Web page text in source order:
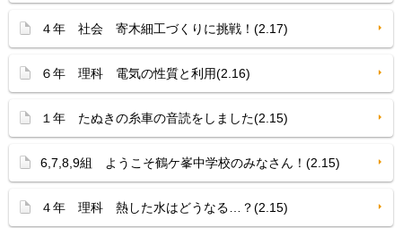
４年 社会 寄木細工づくりに挑戦！(2.17)
６年 理科 電気の性質と利用(2.16)
１年 たぬきの糸車の音読をしました(2.15)
6,7,8,9組 ようこそ鶴ケ峯中学校のみなさん！(2.15)
４年 理科 熱した水はどうなる…？(2.15)